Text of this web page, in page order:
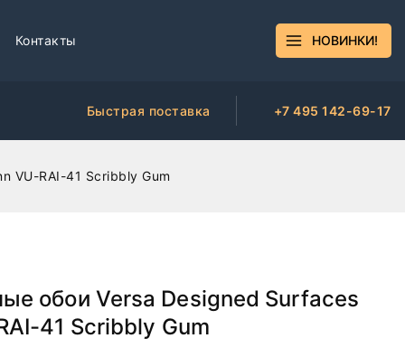
Контакты НОВИНКИ!
Быстрая поставка +7 495 142-69-17
VU-RAI-41 Scribbly Gum
обои Versa Designed Surfaces
41 Scribbly Gum